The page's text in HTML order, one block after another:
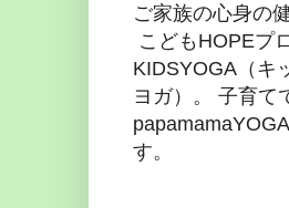
ご家族の心身の
こどもHOPEプ
KIDSYOGA（キ
ヨガ）。 子育て
す。